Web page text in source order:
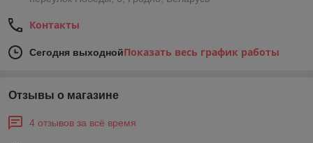
Контакты
Сегодня выходнойПоказать весь график работы
Отзывы о магазине
4 отзывов за всё время